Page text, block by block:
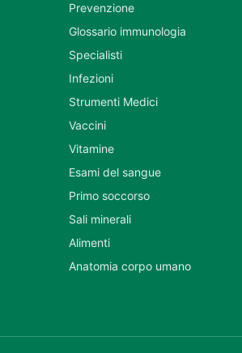
Prevenzione
Glossario immunologia
Specialisti
Infezioni
Strumenti Medici
Vaccini
Vitamine
Esami del sangue
Primo soccorso
Sali minerali
Alimenti
Anatomia corpo umano